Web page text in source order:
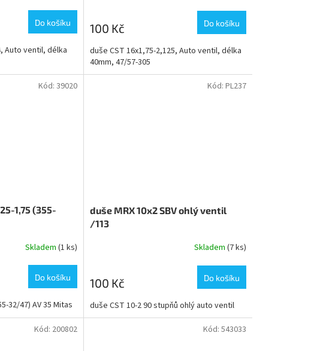
Do košíku
Auto ventil, délka
100 Kč Do košíku
duše CST 16x1,75-2,125, Auto ventil, délka
40mm, 47/57-305
1,75 (355-
Skladem (1 ks)
Do košíku
32/47) AV 35 Mitas
Kód: 39020
duše MRX 10x2 SBV ohlý ventil
/113
je
z
5
Skladem (7 ks)
100 Kč Do košíku
duše CST 10-2 90 stupňů ohlý auto ventil
Kód: PL237
Kód: 200802 Kód: 543033